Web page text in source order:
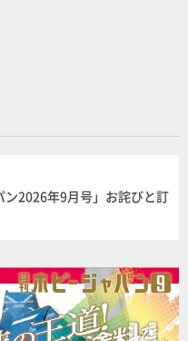
ン2026年9月号」お詫びと訂